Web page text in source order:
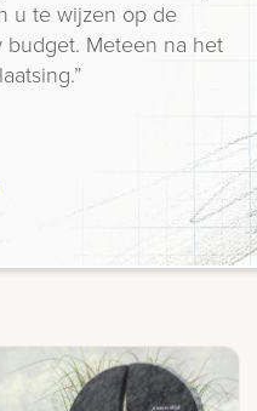
u te wijzen op de
Meteen na het